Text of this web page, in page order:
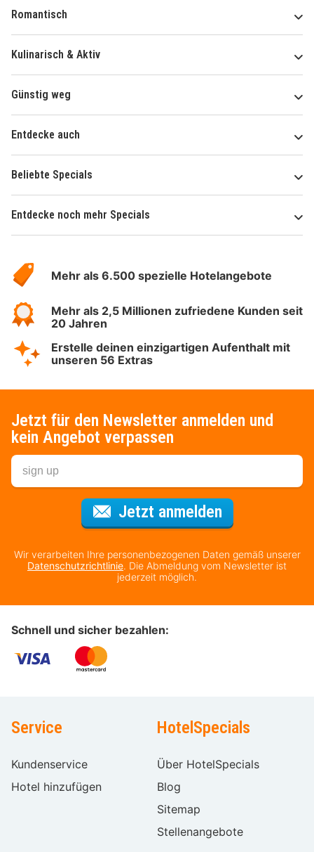
Romantisch
Kulinarisch & Aktiv
Günstig weg
Entdecke auch
Beliebte Specials
Entdecke noch mehr Specials
Hotelspecials
Mehr als 6.500 spezielle Hotelangebote
Mehr als 2,5 Millionen zufriedene Kunden seit
20 Jahren
Erstelle deinen einzigartigen Aufenthalt mit
unseren 56 Extras
Jetzt für den Newsletter anmelden und
kein Angebot verpassen
Jetzt anmeldenFür den
Wir verarbeiten Ihre personenbezogenen Daten gemäß unserer
Datenschutzrichtlinie. Die Abmeldung vom Newsletter ist
jederzeit möglich.
Schnell und sicher bezahlen:
Service
Kundenservice
Hotel hinzufügen
HotelSpecials
Über HotelSpecials
Blog
Sitemap
Stellenangebote